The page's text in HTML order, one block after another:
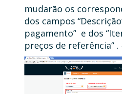
mudarão os
dos campos
pagamento” e dos
preços de referência” .